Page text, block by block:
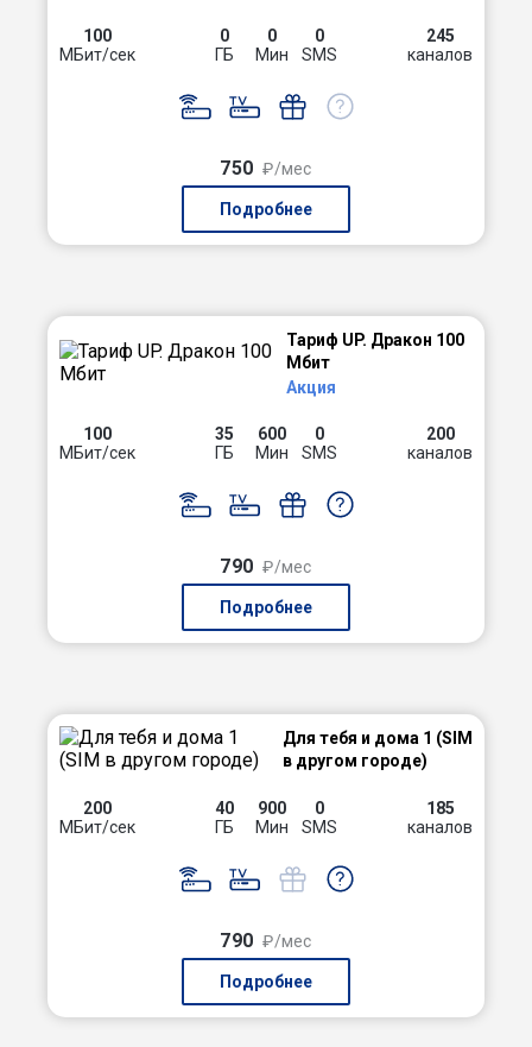
100
МБит/сек
0
ГБ
0
Мин
0
SMS
245
каналов
750 ₽/мес
Подробнее
Тариф UP. Дракон 100
Мбит
Акция
100
МБит/сек
35
ГБ
600
Мин
0
SMS
200
каналов
790 ₽/мес
Подробнее
Для тебя и дома 1 (SIM
в другом городе)
200
МБит/сек
40
ГБ
900
Мин
0
SMS
185
каналов
790 ₽/мес
Подробнее